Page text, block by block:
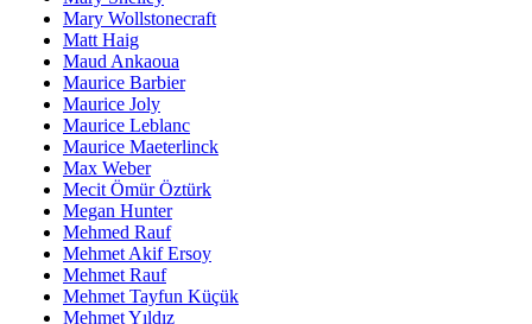
Mary Wollstonecraft
Matt Haig
Maud Ankaoua
Maurice Barbier
Maurice Joly
Maurice Leblanc
Maurice Maeterlinck
Max Weber
Mecit Ömür Öztürk
Megan Hunter
Mehmed Rauf
Mehmet Akif Ersoy
Mehmet Rauf
Mehmet Tayfun Küçük
Mehmet Yıldız